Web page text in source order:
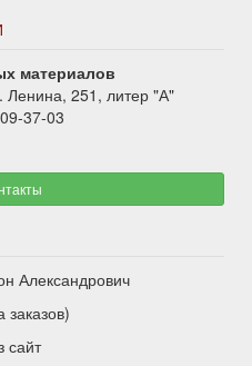
материалов
Ленина, 251, литер "А"
37-03
Александрович
сайт